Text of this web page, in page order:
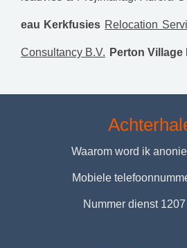
eau Kerkfusies Relocation
Consultancy B.V. Perton Village
Waarom word ik
Mobiele
Nummer dienst